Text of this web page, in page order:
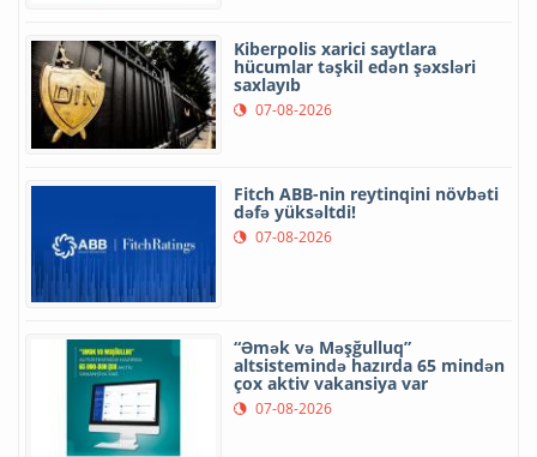
Kiberpolis xarici saytlara
hücumlar təşkil edən şəxsləri
saxlayıb
07-08-2026
Fitch ABB-nin reytinqini növbəti
dəfə yüksəltdi!
07-08-2026
“Əmək və Məşğulluq”
altsistemində hazırda 65 mindən
çox aktiv vakansiya var
07-08-2026